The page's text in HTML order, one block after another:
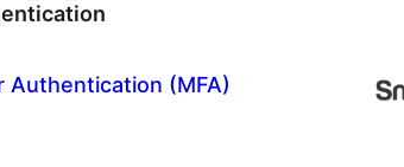
Authentication (MFA)